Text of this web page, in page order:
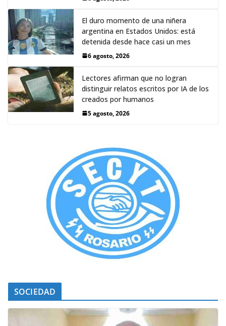
El duro momento de una niñera
argentina en Estados Unidos: está
detenida desde hace casi un mes
6 agosto, 2026
Lectores afirman que no logran
distinguir relatos escritos por IA de los
creados por humanos
5 agosto, 2026
SOCIEDAD